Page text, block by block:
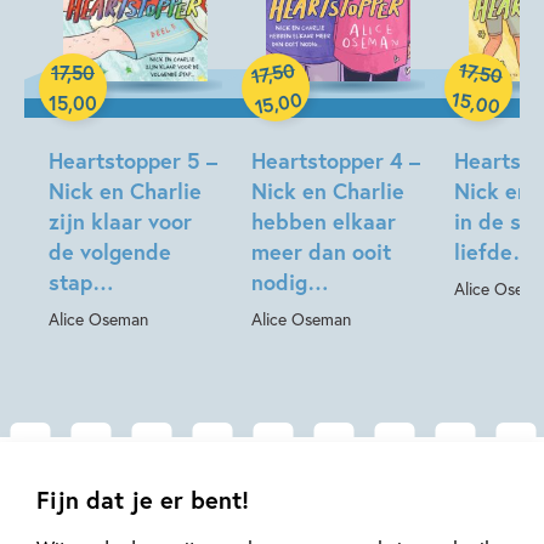
Fijn dat je er bent!
Heartstopper Deel 4– Nick en Charlie hebben elkaar meer
dan ooit nodig…
Heartstopper Deel 5– Nick en Charlie zijn klaar voor de
Heartstopper Deel 6– Nick en Charlie staan voor hun
grootste uitdaging ooit
Deze winter
*
Heartstopper 5 –
Nick en Charlie
zijn klaar voor
de volgende
stap…
Alice Oseman
17,50
15,00
Paperback
Heartstopper 4 –
Nick en Charlie
hebben elkaar
meer dan ooit
nodig…
Alice Oseman
17,50
15,00
Paperback
Nick en
in de
liefde…
Alice
17,50
15,00
Paperback
Gerelateerde artikelen